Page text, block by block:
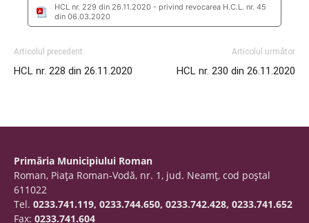
HCL nr. 229 din 26.11.2020 - privind revocarea H.C.L. nr. 45
din 06.03.2020
Articolul precedent
HCL nr. 228 din 26.11.2020
Articolul următor
HCL nr. 230 din 26.11.2020
Primăria Municipiului Roman
Roman, Piaţa Roman-Vodă, nr. 1, jud. Neamţ, cod poştal
611022
Tel. 0233.741.119, 0233.744.650, 0233.742.428, 0233.741.652
Fax: 0233.741.604